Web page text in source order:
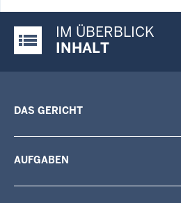
Justiz-Portal im Überblick:
IM ÜBERBLICK
INHALT
DAS GERICHT
AUFGABEN